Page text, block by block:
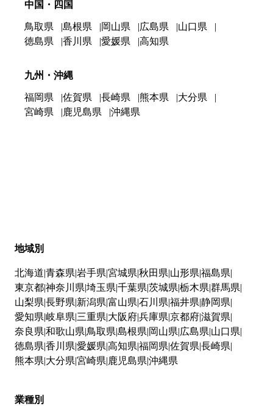
中国・四国
鳥取県 島根県 岡山県 広島県
山口県
徳島県
香川県 愛媛県 高知県
九州・沖縄
福岡県 佐賀県 長崎県 熊本県
大分県
宮崎県
鹿児島県 沖縄県
地域別
北海道 青森県 岩手県 宮城県 秋田県 山形県 福島県
東京都神奈川県 埼玉県 千葉県 茨城県 栃木県 群馬県
山梨県 長野県 新潟県 富山県 石川県 福井県 静岡県
愛知県 岐阜県 三重県 大阪府兵庫県 京都府滋賀県
奈良県 和歌山県 鳥取県 島根県 岡山県 広島県 山口県
徳島県 香川県 愛媛県 高知県 福岡県 佐賀県 長崎県
熊本県 大分県 宮崎県 鹿児島県 沖縄県
業種別